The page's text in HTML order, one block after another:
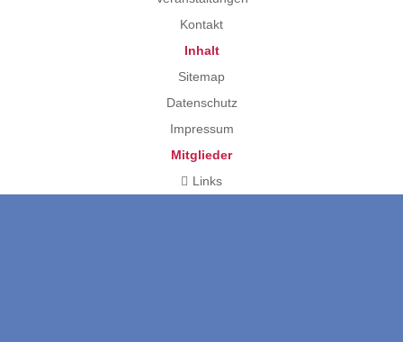
Kontakt
Inhalt
Sitemap
Datenschutz
Impressum
Mitglieder
Links